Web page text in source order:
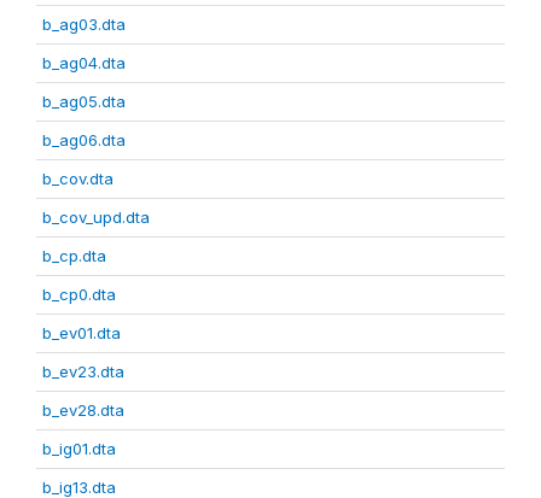
b_ag03.dta
b_ag04.dta
b_ag05.dta
b_ag06.dta
b_cov.dta
b_cov_upd.dta
b_cp.dta
b_cp0.dta
b_ev01.dta
b_ev23.dta
b_ev28.dta
b_ig01.dta
b_ig13.dta